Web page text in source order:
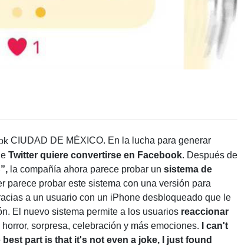
CIUDAD DE MÉXICO. En la lucha para generar
Twitter quiere convertirse en Facebook. Después de
la compañía ahora parece probar un sistema de
parece probar este sistema con una versión para
a un usuario con un iPhone desbloqueado que le
El nuevo sistema permite a los usuarios reaccionar
horror, sorpresa, celebración y más emociones.
I can't
part is that it's not even a joke, I just found